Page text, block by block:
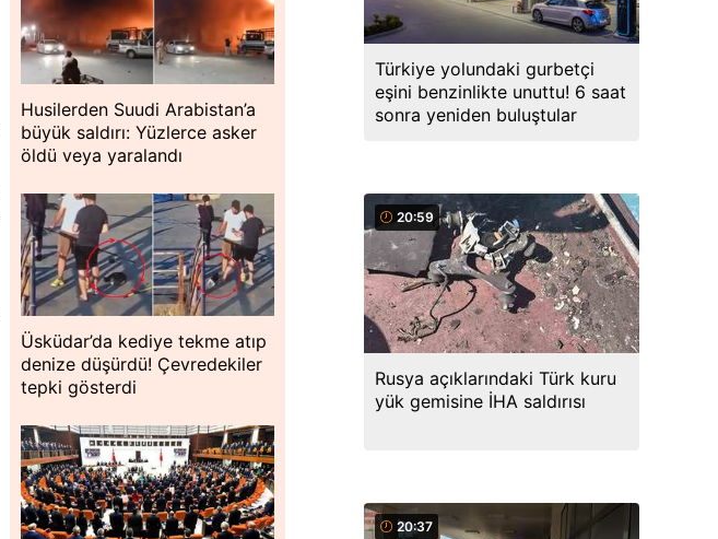
Husilerden Suudi Arabistan’a
büyük saldırı: Yüzlerce asker
öldü veya yaralandı
Üsküdar’da kediye tekme atıp
denize düşürdü! Çevredekiler
tepki gösterdi
Türkiye yolundaki gurbetçi
eşini benzinlikte unuttu! 6 saat
sonra yeniden buluştular
20:59
Rusya açıklarındaki Türk kuru
yük gemisine İHA saldırısı
20:37